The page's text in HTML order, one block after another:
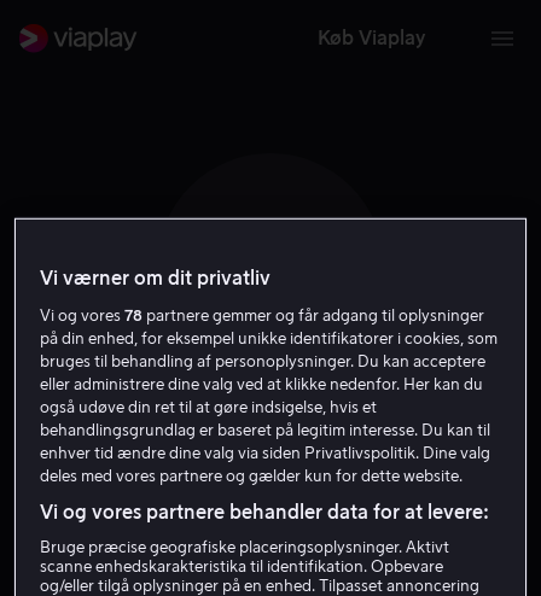
Køb Viaplay
K S
Kasper Stensbirk
Vi værner om dit privatliv
Vi og vores78 partnere gemmer og får adgang til oplysninger
på din enhed, for eksempel unikke identifikatorer i cookies, som
bruges til behandling af personoplysninger. Du kan acceptere
eller administrere dine valg ved at klikke nedenfor. Her kan du
også udøve din ret til at gøre indsigelse, hvis et
behandlingsgrundlag er baseret på legitim interesse. Du kan til
enhver tid ændre dine valg via siden Privatlivspolitik. Dine valg
deles med vores partnere og gælder kun for dette website.
Vi og vores partnere behandler data for at levere:
Bruge præcise geografiske placeringsoplysninger. Aktivt
scanne enhedskarakteristika til identifikation. Opbevare
og/eller tilgå oplysninger på en enhed. Tilpasset annoncering